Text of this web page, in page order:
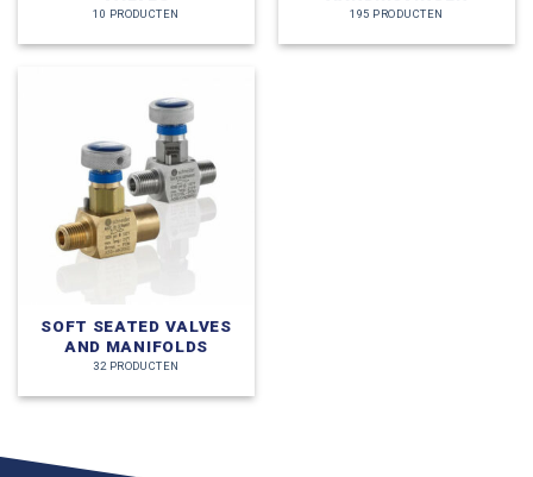
10 PRODUCTEN 195 PRODUCTEN
SOFT SEATED VALVES
AND MANIFOLDS
32 PRODUCTEN